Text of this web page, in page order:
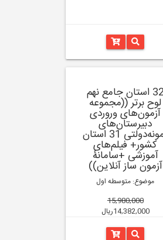
32 استان جامع نهم
لوح برتر ((مجموعه
آزمون‌های وروردی
دبیرستان‌های
نمونه‌دولتی 31 استان
کشور+ فیلم‌های
آموزشی +سامانۀ
آزمون ساز آنلاین))
موضوع: متوسطه اول
15,980,000
14,382,000ریال